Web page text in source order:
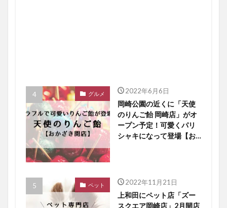
グルメ 2022年6月6日
岡崎公園の近くに「天使
のりんご飴 岡崎店」がオ
ープン予定！可愛くパリ
シャキになって登場【お
ペット 2022年11月21日
上和田にペット店「ズー
スクエア岡崎店」2月開店